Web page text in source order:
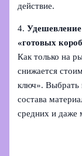
действие.
4.
«готовых
Как только на
снижается
ключ». Выбрать
состава
средних и даже